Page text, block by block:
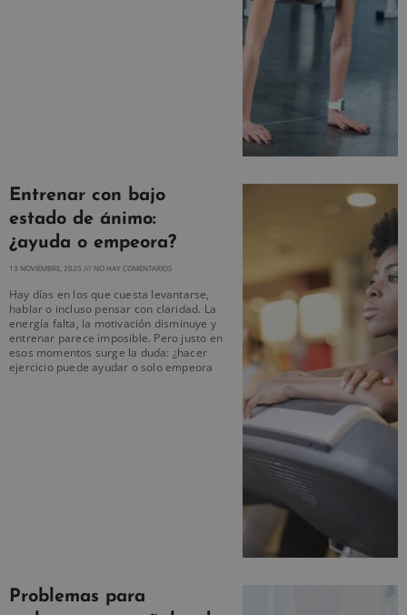
Entrenar con bajo
estado de ánimo:
¿ayuda o empeora?
13 NOVIEMBRE, 2025 NO HAY COMENTARIOS
Hay días en los que cuesta levantarse,
hablar o incluso pensar con claridad. La
energía falta, la motivación disminuye y
entrenar parece imposible. Pero justo en
esos momentos surge la duda: ¿hacer
ejercicio puede ayudar o solo empeora
Problemas para